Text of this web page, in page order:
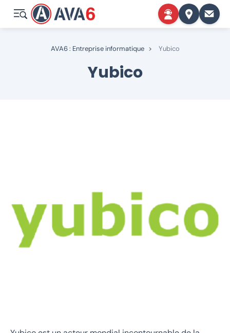
AVA6 : Entreprise informatique > Yubico
Yubico